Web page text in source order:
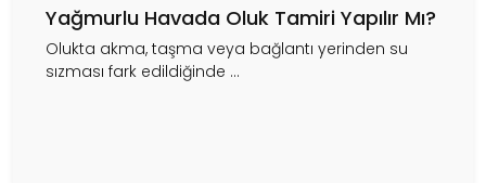
Yağmurlu Havada Oluk Tamiri Yapılır Mı?
Olukta akma, taşma veya bağlantı yerinden su
sızması fark edildiğinde ...